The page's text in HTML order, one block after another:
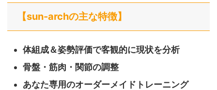
【sun-archの主な特徴】
体組成＆姿勢評価で客観的に現状を分析
骨盤・筋肉・関節の調整
あなた専用のオーダーメイドトレーニング